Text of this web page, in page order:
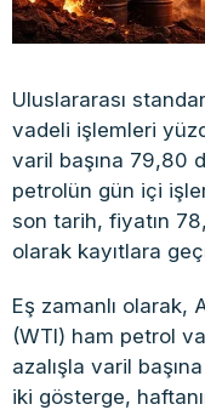
Uluslararası
vadeli işlemleri
varil başına 79,80
petrolün gün içi
son tarih, fiyatın
olarak kayıtlara
Eş zamanlı olarak,
(WTI) ham petrol
azalışla varil
iki gösterge,